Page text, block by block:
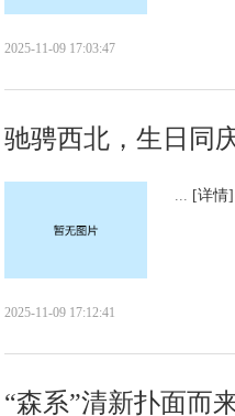
2025-11-09 17:03:47
[详情]
2025-11-09 17:12:41